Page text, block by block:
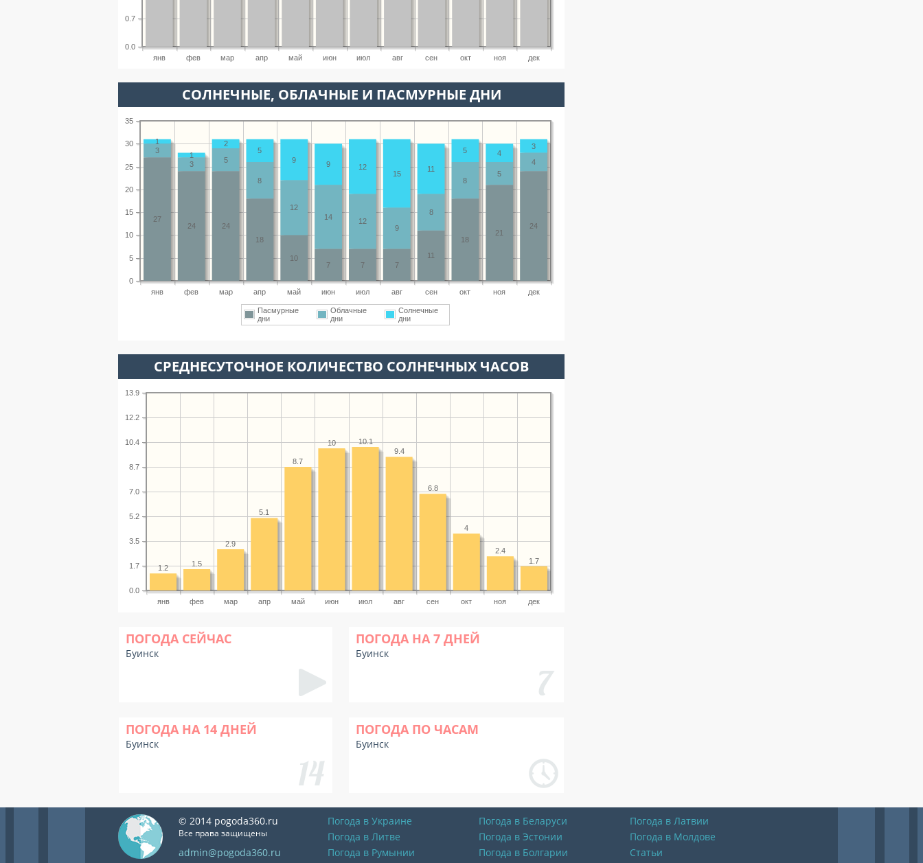
янв фев мар апр май июн июл авг сен окт ноя дек
0.0
0.7
CОЛНЕЧНЫЕ, ОБЛАЧНЫЕ И ПАСМУРНЫЕ ДНИ
янв фев мар апр май июн июл авг сен окт ноя дек
0
5
10
15
20
25
30
35
24
21
18
11
7
7
7
10
18
24
24
27
4
5
8
8
9
12
14
12
8
5
3
3
3
4
5
11
15
12
9
9
5
2
1
1
Пасмурные
дни
Облачные
дни
Солнечные
дни
СРЕДНЕСУТОЧНОЕ КОЛИЧЕСТВО СОЛНЕЧНЫХ ЧАСОВ
янв фев мар апр май июн июл авг сен окт ноя дек
0.0
1.7
3.5
5.2
7.0
8.7
10.4
12.2
13.9
1.7
2.4
4
6.8
9.4
10.1
10
8.7
5.1
2.9
1.5
1.2
ПОГОДА СЕЙЧАС
Буинск
ПОГОДА НА 7 ДНЕЙ
Буинск
ПОГОДА НА 14 ДНЕЙ
Буинск
ПОГОДА ПО ЧАСАМ
Буинск
© 2014 pogoda360.ru
Все права защищены
admin@pogoda360.ru
Погода в Украине Погода в Беларуси
Погода в Латвии
Погода в Литве
Погода в Эстонии
Погода в Молдове
Погода в Румынии
Погода в Болгарии Статьи